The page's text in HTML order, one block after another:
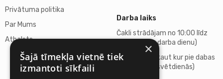
Privātuma politika
Par Mums
Atbalsts
Darba laiks
Čakli strādājam no 10:00 līdz
18:00 (katru darba dienu)
Atpūšamies kaut kur pie dabas
(sestdienās, svētdienās)
×
Šajā tīmekļa vietnē tiek
izmantoti sīkfaili